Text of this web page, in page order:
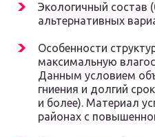
Экологичный состав
альтернативных
Особенности
максимальную
Данным условием
гниения и долгий
и более). Материал
районах с